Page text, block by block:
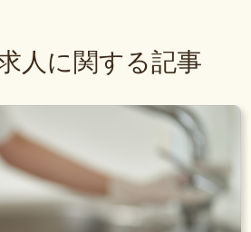
人に関する記事